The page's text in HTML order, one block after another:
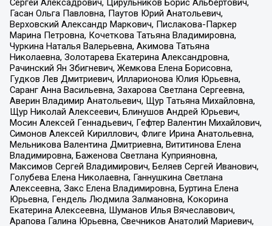
Сергей Алексадрович, Цирульников Борис Альбертович,
Гасан Ольга Павловна, Паутов Юрий Анатольевич,
Верховский Александр Маркович, Пислакова-Паркер
Марина Петровна, Кочеткова Татьяна Владимировна,
Чуркина Наталья Валерьевна, Акимова Татьяна
Николаевна, Золотарева Екатерина Александровна,
Рачинский Ян Збигневич, Жемкова Елена Борисовна,
Гудков Лев Дмитриевич, Илларионова Юлия Юрьевна,
Саранг Анна Васильевна, Захарова Светлана Сергеевна,
Аверин Владимир Анатольевич, Щур Татьяна Михайловна,
Щур Николай Алексеевич, Блинушов Андрей Юрьевич,
Мосин Алексей Геннадьевич, Гефтер Валентин Михайлович,
Симонов Алексей Кириллович, Флиге Ирина Анатольевна,
Мельникова Валентина Дмитриевна, Вититинова Елена
Владимировна, Баженова Светлана Куприяновна,
Максимов Сергей Владимирович, Беляев Сергей Иванович,
Голубева Елена Николаевна, Ганнушкина Светлана
Алексеевна, Закс Елена Владимировна, Буртина Елена
Юрьевна, Гендель Людмила Залмановна, Кокорина
Екатерина Алексеевна, Шуманов Илья Вячеславович,
Арапова Галина Юрьевна, Свечников Анатолий Мариевич,